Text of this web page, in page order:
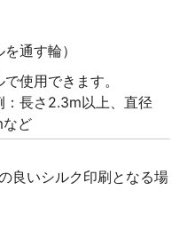
通す輪）
使用できます。
：長さ2.3m以上、直径
ど
良いシルク印刷となる場